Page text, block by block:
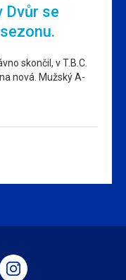
Dvůr se
skončil, v T.B.C.
nová. Mužský A-